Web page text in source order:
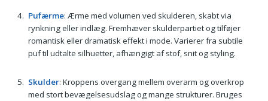
Pufærme: Ærme med volumen ved skulderen, skabt via
rynkning eller indlæg. Fremhæver skulderpartiet og tilføjer
romantisk eller dramatisk effekt i mode. Varierer fra subtile
puf til udtalte silhuetter, afhængigt af stof, snit og styling.
Skulder: Kroppens overgang mellem overarm og overkrop
med stort bevægelsesudslag og mange strukturer. Bruges